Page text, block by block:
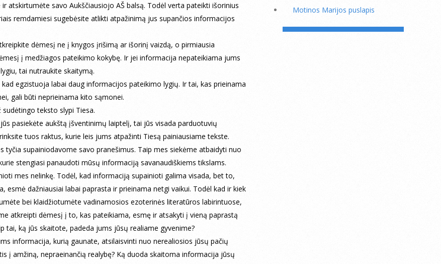
atskirtumėte savo Aukščiausiojo AŠ balsą. Todėl verta pateikti išorinius
remdamiesi sugebėsite atlikti atpažinimą jus supančios informacijos
dėmesį ne į knygos įrišimą ar išorinį vaizdą, o pirmiausia
į medžiagos pateikimo kokybę. Ir jei informacija nepateikiama jums
tai nutraukite skaitymą.
kad egzistuoja labai daug informacijos pateikimo lygių. Ir tai, kas prieinama
gali būti neprieinama kito sąmonei.
sudėtingo teksto slypi Tiesa.
pasiekėte aukštą įšventinimų laiptelį, tai jūs visada parduotuvių
tuos raktus, kurie leis jums atpažinti Tiesą painiausiame tekste.
tyčia supainiodavome savo pranešimus. Taip mes siekėme atbaidyti nuo
stengiasi panaudoti mūsų informaciją savanaudiškiems tikslams.
mes nelinkę. Todėl, kad informaciją supainioti galima visada, bet to,
esmė dažniausiai labai paprasta ir prieinama netgi vaikui. Todėl kad ir kiek
bei klaidžiotumėte vadinamosios ezoterinės literatūros labirintuose,
atkreipti dėmesį į to, kas pateikiama, esmę ir atsakyti į vieną paprastą
tai, ką jūs skaitote, padeda jums jūsų realiame gyvenime?
informacija, kurią gaunate, atsilaisvinti nuo nerealiosios jūsų pačių
į amžiną, nepraeinančią realybę? Ką duoda skaitoma informacija jūsų
Motinos Marijos puslapis